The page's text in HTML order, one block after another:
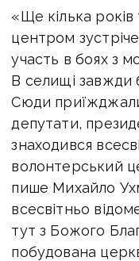
«Ще кілька
центром
участь в боях з
В селищі завжди
Сюди
депутати,
знаходився
волонтерський
пише Михайло
всесвітньо
тут з Божого
побудована